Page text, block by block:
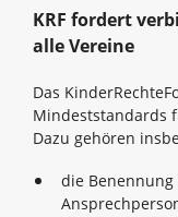
KRF fordert
alle Vereine
Das
Mindeststandards
Dazu gehören
die